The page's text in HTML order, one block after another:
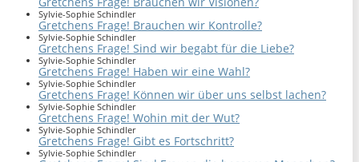
Sylvie-Sophie Schindler
Gretchens Frage! Brauchen wir Kontrolle?
Sylvie-Sophie Schindler
Gretchens Frage! Sind wir begabt für die Liebe?
Sylvie-Sophie Schindler
Gretchens Frage! Haben wir eine Wahl?
Sylvie-Sophie Schindler
Gretchens Frage! Können wir über uns selbst lachen?
Sylvie-Sophie Schindler
Gretchens Frage! Wohin mit der Wut?
Sylvie-Sophie Schindler
Gretchens Frage! Gibt es Fortschritt?
Sylvie-Sophie Schindler